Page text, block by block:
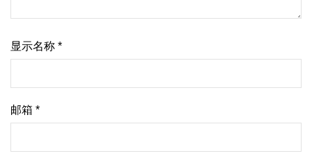
显示名称 *
邮箱 *